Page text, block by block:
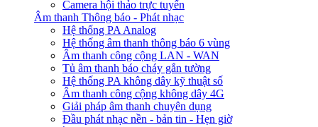
Camera hội thảo trực tuyến
Âm thanh Thông báo - Phát nhạc
Hệ thống PA Analog
Hệ thống âm thanh thông báo 6 vùng
Âm thanh công cộng LAN - WAN
Tủ âm thanh báo cháy gắn tường
Hệ thống PA không dây kỹ thuật số
Âm thanh công cộng không dây 4G
Giải pháp âm thanh chuyên dụng
Đầu phát nhạc nền - bản tin - Hẹn giờ